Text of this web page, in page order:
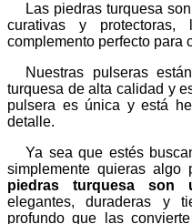
Las piedras turquesa
curativas y
complemento perfecto para
Nuestras pulseras
turquesa de alta calidad y
pulsera es única y está
detalle.
Ya sea que estés
simplemente quieras algo
piedras turquesa son
elegantes, duraderas y
profundo que las